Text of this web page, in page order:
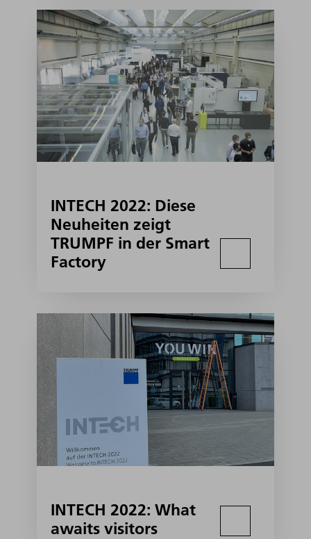
INTECH 2022: Diese
Neuheiten zeigt
TRUMPF in der Smart
Factory
INTECH 2022: What
awaits visitors